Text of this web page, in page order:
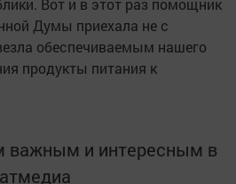
Вот и в этот раз помощник
Думы приехала не с
обеспечиваемым нашего
продукты питания к
важным и интересным в